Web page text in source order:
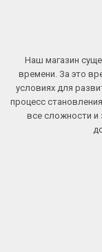
Наш магазин
времени. За это
условиях для
процесс
все сложности и